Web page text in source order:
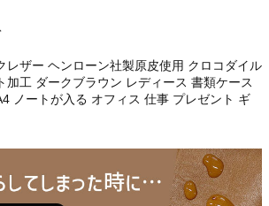
レザー ヘンローン社製原皮使用 クロコダイル
加工 ダークブラウン レディース 書類ケース
ノートが入る オフィス 仕事 プレゼント ギ